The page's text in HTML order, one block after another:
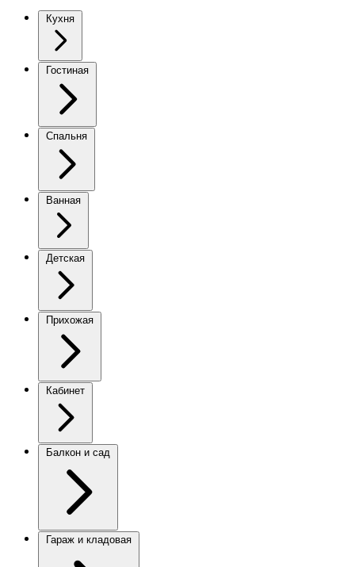
Кухня
Гостиная
Спальня
Ванная
Детская
Прихожая
Кабинет
Балкон и сад
Гараж и кладовая